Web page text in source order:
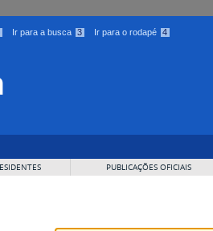
Ir para a busca 3 Ir para o rodapé 4
PUBLICAÇÕES OFICIAIS